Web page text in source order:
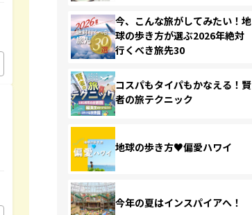
今、こんな旅がしてみたい！地
球の歩き方が選ぶ2026年絶対
行くべき旅先30
コスパもタイパもかなえる！賢
者の旅テクニック
地球の歩き方♥偏愛ハワイ
今年の夏はインスパイアへ！